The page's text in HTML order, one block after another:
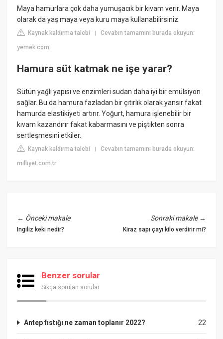
Maya hamurlara çok daha yumuşacık bir kıvam verir. Maya
olarak da yaş maya veya kuru maya kullanabilirsiniz.
Kaynak kaldırma talebi |Cevabın tamamını burada okuyun:
yemek.com
Hamura süt katmak ne işe yarar?
Sütün yağlı yapısı ve enzimleri sudan daha iyi bir emülsiyon
sağlar. Bu da hamura fazladan bir çıtırlık olarak yansır fakat
hamurda elastikiyeti artırır. Yoğurt, hamura işlenebilir bir
kıvam kazandırır fakat kabarmasını ve piştikten sonra
sertleşmesini etkiler.
Kaynak kaldırma talebi |Cevabın tamamını burada okuyun:
milliyet.com.tr
← Önceki makale
Ingiliz keki nedir?
Sonraki makale→
Kiraz sapı çayı kilo verdirir mi?
Benzer sorular
Sıkça sorulan sorular
22
Antep fıstığı ne zaman toplanır 2022?